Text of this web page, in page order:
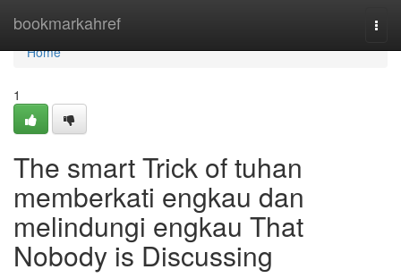
bookmarkahref
Home
Home
1
The smart Trick of tuhan
memberkati engkau dan
melindungi engkau That
Nobody is Discussing